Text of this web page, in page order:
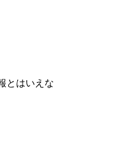
とはいえな